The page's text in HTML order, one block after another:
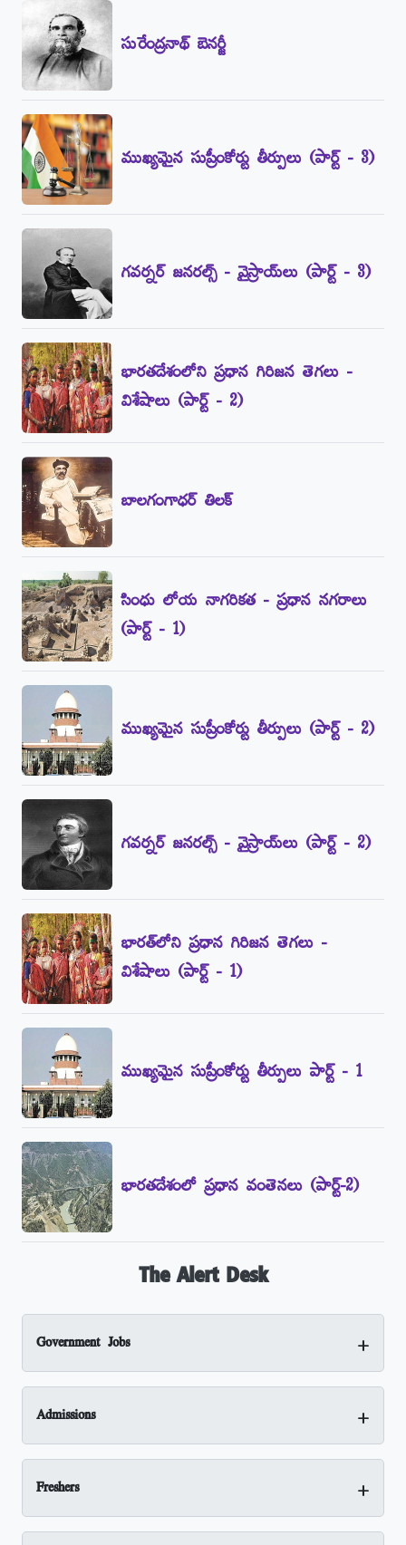
సురేంద్రనాథ్‌ బెనర్జీ
ముఖ్యమైన సుప్రీంకోర్టు తీర్పులు (పార్ట్‌ - 3)
గవర్నర్‌ జనరల్స్‌ - వైస్రాయ్‌లు (పార్ట్‌ - 3)
భారతదేశంలోని ప్రధాన గిరిజన తెగలు -
విశేషాలు (పార్ట్‌ - 2)
బాలగంగాధర్‌ తిలక్‌
సింధు లోయ నాగరికత - ప్రధాన నగరాలు
(పార్ట్‌ - 1)
ముఖ్యమైన సుప్రీంకోర్టు తీర్పులు (పార్ట్‌ - 2)
గవర్నర్‌ జనరల్స్‌ - వైస్రాయ్‌లు (పార్ట్‌ - 2)
భారత్‌లోని ప్రధాన గిరిజన తెగలు -
విశేషాలు (పార్ట్‌ - 1)
ముఖ్యమైన సుప్రీంకోర్టు తీర్పులు పార్ట్‌ - 1
భారతదేశంలో ప్రధాన వంతెనలు (పార్ట్‌-2)
The Alert Desk
Government Jobs +
Admissions +
Freshers +